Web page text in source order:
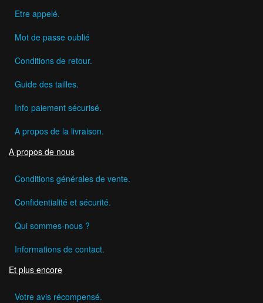
Etre appelé.
Mot de passe oublié
Conditions de retour.
Guide des tailles.
Info paiement sécurisé.
A propos de la livraison.
A propos de nous
Conditions générales de vente.
Confidentialité et sécurité.
Qui sommes-nous ?
Informations de contact.
Et plus encore
Votre avis récompensé.